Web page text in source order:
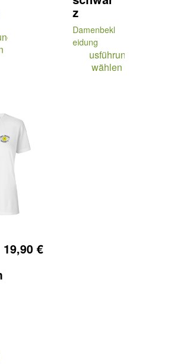
z
Damenbekl
eidung
Ausführung
wählen
19,90€